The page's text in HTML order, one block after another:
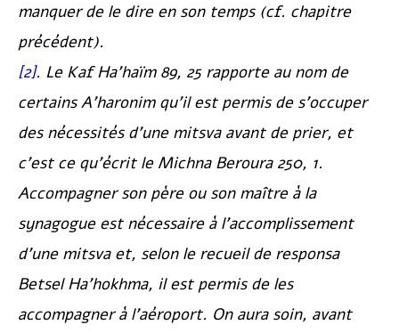
manquer de le dire en son temps (cf. chapitre
précédent).
[2]. Le Kaf Ha’haïm89, 25 rapporte au nom de
certains A’haronim qu’il est permis de s’occuper
des nécessités d’une mitsva avant de prier, et
c’est ce qu’écrit le Michna Beroura250, 1.
Accompagner son père ou son maître à la
synagogue est nécessaire à l’accomplissement
d’une mitsva et, selon le recueil de responsa
Betsel Ha’hokhma, il est permis de les
accompagner à l’aéroport. On aura soin, avant